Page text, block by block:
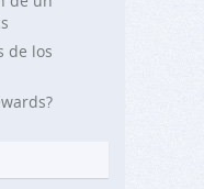
de los